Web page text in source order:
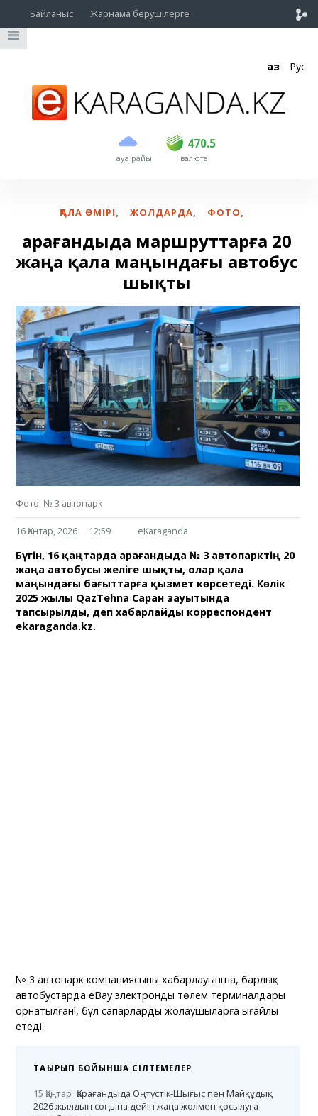
Байланыс Жарнама берушілерге
Қаз Рус
ауа райы
470.5
USD 469 470.5
EUR валюта
ҚАЛА ӨМІРІ, ЖОЛДАРДА, ФОТО,
Қарағандыда маршруттарға 20
жаңа қала маңындағы автобус
шықты
Фото: № 3 автопарк
16 Қаңтар, 2026 12:59 eKaraganda
Бүгін, 16 қаңтарда Қарағандыда № 3 автопарктің 20
жаңа автобусы желіге шықты, олар қала
маңындағы бағыттарға қызмет көрсетеді. Көлік
2025 жылы QazTehna Саран зауытында
тапсырылды, деп хабарлайды корреспондент
ekaraganda.kz.
№ 3 автопарк компаниясының хабарлауынша, барлық
автобустарда eBay электронды төлем терминалдары
орнатылған!, бұл сапарларды жолаушыларға ыңғайлы
етеді.
ТАҚЫРЫП БОЙЫНША СІЛТЕМЕЛЕР
15 Қаңтар Қарағандыда Оңтүстік-Шығыс пен Майқұдық
2026 жылдың соңына дейін жаңа жолмен қосылуға